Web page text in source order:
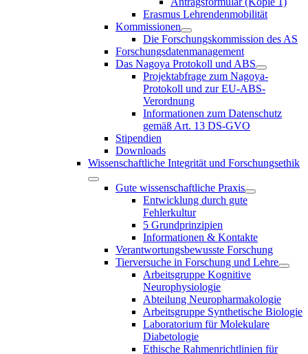
Erasmus Lehrendenmobilität
Kommissionen
Die Forschungskommission des AS
Forschungsdatenmanagement
Das Nagoya Protokoll und ABS
Projektabfrage zum Nagoya-
Protokoll und zur EU-ABS-
Verordnung
Informationen zum Datenschutz
gemäß Art. 13 DS-GVO
Stipendien
Downloads
Wissenschaftliche Integrität und Forschungsethik
Gute wissenschaftliche Praxis
Entwicklung durch gute
Fehlerkultur
5 Grundprinzipien
Informationen & Kontakte
Verantwortungsbewusste Forschung
Tierversuche in Forschung und Lehre
Arbeitsgruppe Kognitive
Neurophysiologie
Abteilung Neuropharmakologie
Arbeitsgruppe Synthetische Biologie
Laboratorium für Molekulare
Diabetologie
Ethische Rahmenrichtlinien für